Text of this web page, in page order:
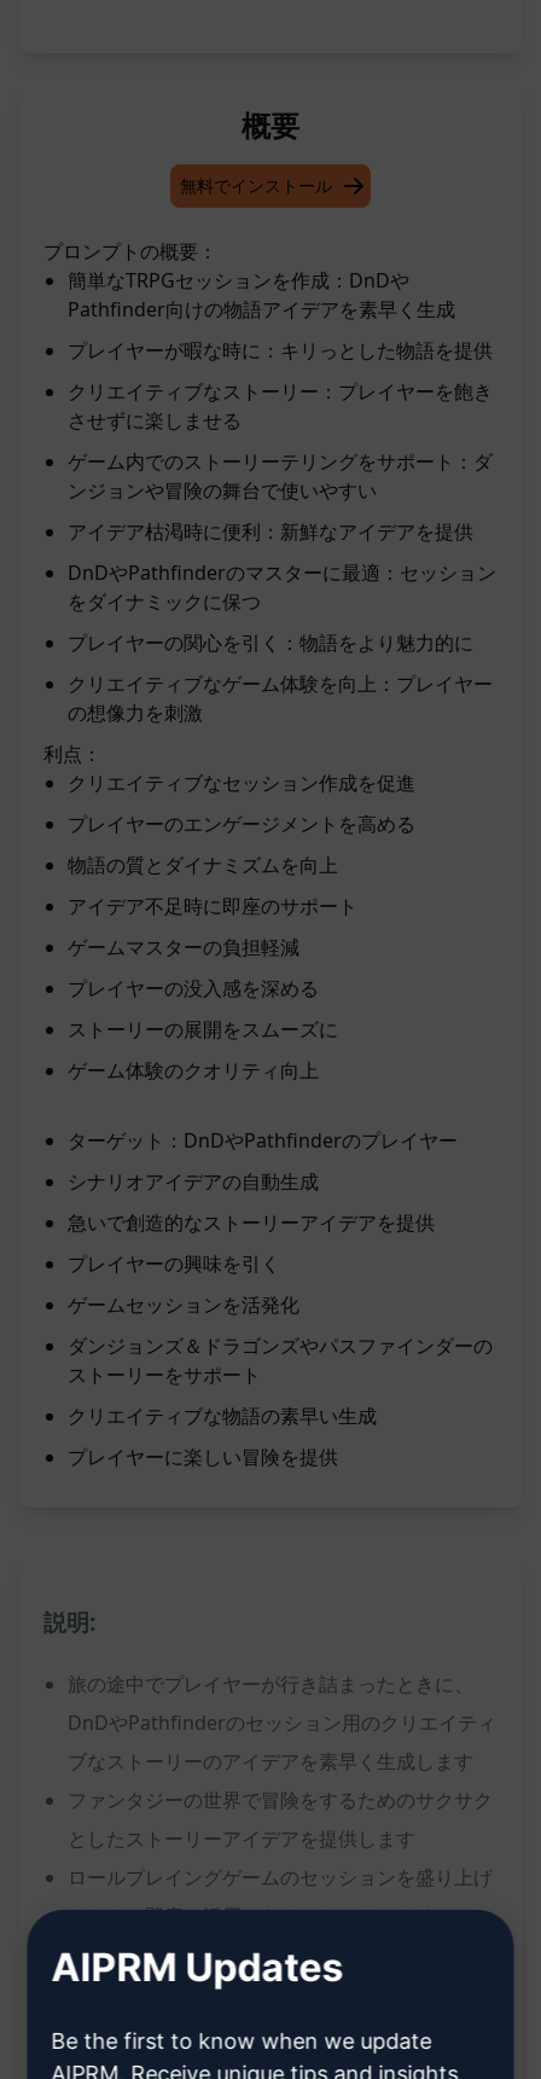
概要
無料でインストール
プロンプトの概要：
簡単なTRPGセッションを作成：DnDや
Pathfinder向けの物語アイデアを素早く生成
プレイヤーが暇な時に：キリっとした物語を提供
クリエイティブなストーリー：プレイヤーを飽き
させずに楽しませる
ゲーム内でのストーリーテリングをサポート：ダ
ンジョンや冒険の舞台で使いやすい
アイデア枯渇時に便利：新鮮なアイデアを提供
DnDやPathfinderのマスターに最適：セッション
をダイナミックに保つ
プレイヤーの関心を引く：物語をより魅力的に
クリエイティブなゲーム体験を向上：プレイヤー
の想像力を刺激
利点：
クリエイティブなセッション作成を促進
プレイヤーのエンゲージメントを高める
物語の質とダイナミズムを向上
アイデア不足時に即座のサポート
ゲームマスターの負担軽減
プレイヤーの没入感を深める
ストーリーの展開をスムーズに
ゲーム体験のクオリティ向上
ターゲット：DnDやPathfinderのプレイヤー
シナリオアイデアの自動生成
急いで創造的なストーリーアイデアを提供
プレイヤーの興味を引く
ゲームセッションを活発化
ダンジョンズ＆ドラゴンズやパスファインダーの
ストーリーをサポート
クリエイティブな物語の素早い生成
プレイヤーに楽しい冒険を提供
説明:
旅の途中でプレイヤーが行き詰まったときに、
DnDやPathfinderのセッション用のクリエイティ
ブなストーリーのアイデアを素早く生成します
ファンタジーの世界で冒険をするためのサクサク
としたストーリーアイデアを提供します
ロールプレイングゲームのセッションを盛り上げ
るための即座に活用できるストーリークリエーシ
ョンをサポートします
プレイヤーが次の行動を決めるのに役立つ、クリ
エイティブで魅力的なシナリオを提案します
セッションのリードやナラティブをより魅力的に
AIPRM Updates
Be the first to know when we update
AIPRM. Receive unique tips and insights